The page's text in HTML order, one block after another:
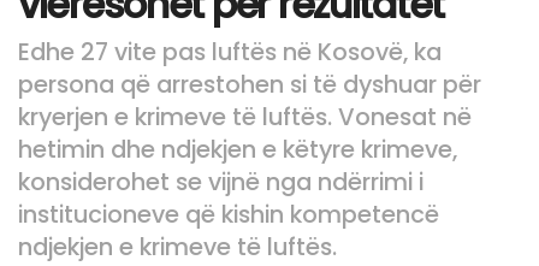
Edhe 27 vite pas luftës në Kosovë, ka
persona që arrestohen si të dyshuar për
kryerjen e krimeve të luftës. Vonesat në
hetimin dhe ndjekjen e këtyre krimeve,
konsiderohet se vijnë nga ndërrimi i
institucioneve që kishin kompetencë
ndjekjen e krimeve të luftës.